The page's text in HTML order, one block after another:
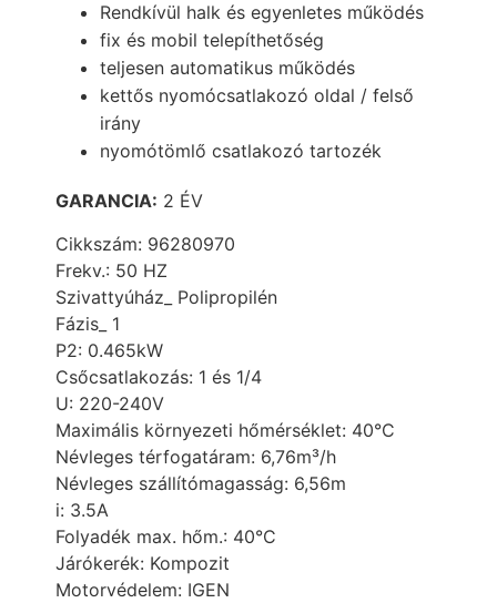
Rendkívül halk és egyenletes működés
fix és mobil telepíthetőség
teljesen automatikus működés
kettős nyomócsatlakozó oldal / felső
irány
nyomótömlő csatlakozó tartozék
GARANCIA: 2 ÉV
Cikkszám: 96280970
Frekv.: 50 HZ
Szivattyúház_ Polipropilén
Fázis_ 1
P2: 0.465kW
Csőcsatlakozás: 1 és 1/4
U: 220-240V
Maximális környezeti hőmérséklet: 40°C
Névleges térfogatáram: 6,76m³/h
Névleges szállítómagasság: 6,56m
i: 3.5A
Folyadék max. hőm.: 40°C
Járókerék: Kompozit
Motorvédelem: IGEN